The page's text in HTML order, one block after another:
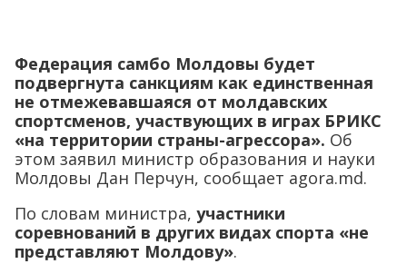
Федерация самбо Молдовы будет
подвергнута санкциям как единственная
не отмежевавшаяся от молдавских
спортсменов, участвующих в играх БРИКС
«на территории страны-агрессора». Об
этом заявил министр образования и науки
Молдовы Дан Перчун, сообщает agora.md.
По словам министра, участники
соревнований в других видах спорта «не
представляют Молдову».